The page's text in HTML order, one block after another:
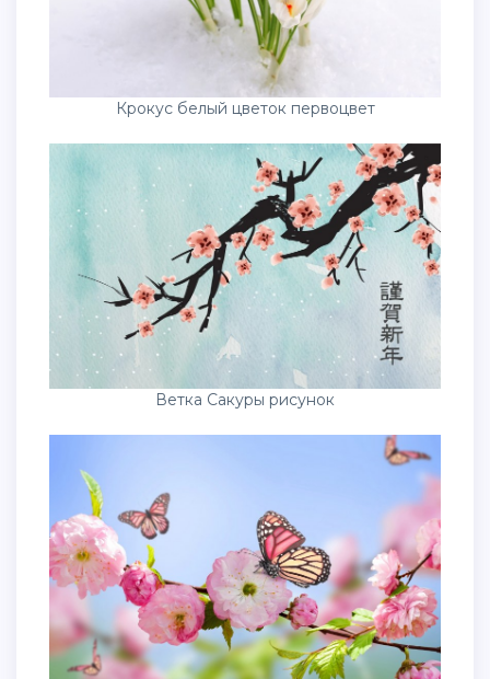
Крокус белый цветок первоцвет
Ветка Сакуры рисунок